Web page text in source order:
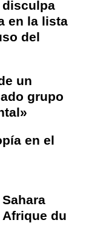
disculpa
en la lista
del
un
grupo
en el
du